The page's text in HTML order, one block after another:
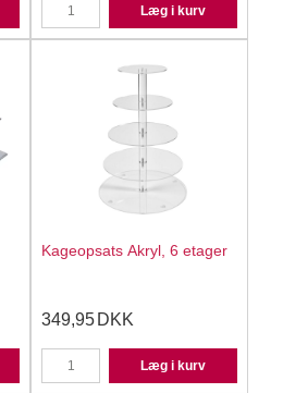
Læg i kurv
Kageopsats Akryl, 6 etager
349,95 DKK
Læg i kurv